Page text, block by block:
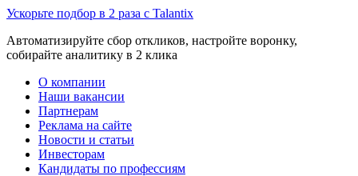
Ускорьте подбор в 2 раза с Talantix
Автоматизируйте сбор откликов, настройте воронку,
собирайте аналитику в 2 клика
О компании
Наши вакансии
Партнерам
Реклама на сайте
Новости и статьи
Инвесторам
Кандидаты по профессиям